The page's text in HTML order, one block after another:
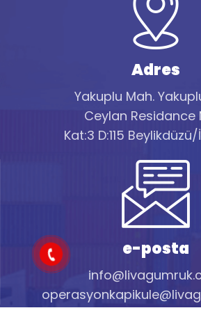
Adres
Yakuplu Mah.
Ceylan Residance
Kat:3 D:115
e-posta